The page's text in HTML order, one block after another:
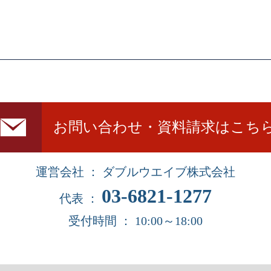
お問い合わせ・資料請求はこち
運営会社 ： ダブルウエイブ株式会社
代表 ： 03-6821-1277
受付時間 ： 10:00～18:00